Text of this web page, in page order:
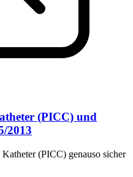
(PICC) und
2013
(PICC) genauso sicher